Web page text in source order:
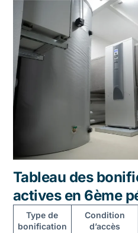
Tableau des
actives en 6ème
Type de
bonification
Condition
d’accès